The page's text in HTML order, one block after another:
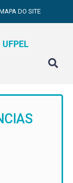
DO SITE
UFPEL